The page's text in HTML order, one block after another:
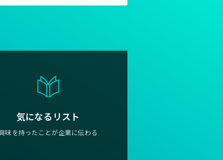
気になるリスト
味を持ったことが企業に伝わる